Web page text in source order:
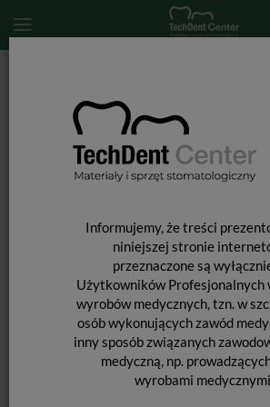
Informujemy, że treści
niniejszej stronie
przeznaczone są
Użytkowników Profesjonalnych
wyrobów medycznych, tzn. w
osób wykonujących zawód
inny sposób związanych
medyczną, np.
wyrobami
VDW Reciproc Gold / Silver - Sterownik